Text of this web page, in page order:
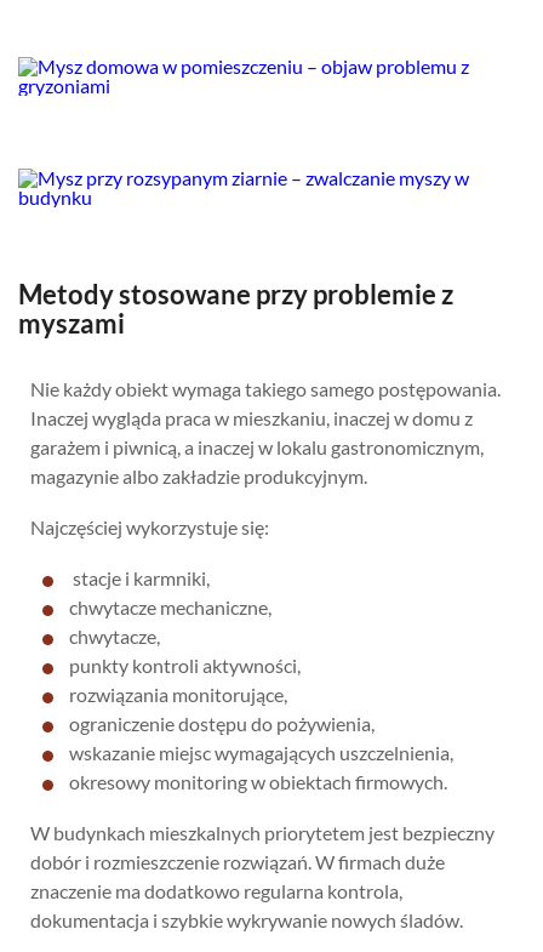
Metody stosowane przy problemie z
myszami
Nie każdy obiekt wymaga takiego samego postępowania.
Inaczej wygląda praca w mieszkaniu, inaczej w domu z
garażem i piwnicą, a inaczej w lokalu gastronomicznym,
magazynie albo zakładzie produkcyjnym.
Najczęściej wykorzystuje się:
stacje i karmniki,
chwytacze mechaniczne,
chwytacze,
punkty kontroli aktywności,
rozwiązania monitorujące,
ograniczenie dostępu do pożywienia,
wskazanie miejsc wymagających uszczelnienia,
okresowy monitoring w obiektach firmowych.
W budynkach mieszkalnych priorytetem jest bezpieczny
dobór i rozmieszczenie rozwiązań. W firmach duże
znaczenie ma dodatkowo regularna kontrola,
dokumentacja i szybkie wykrywanie nowych śladów.